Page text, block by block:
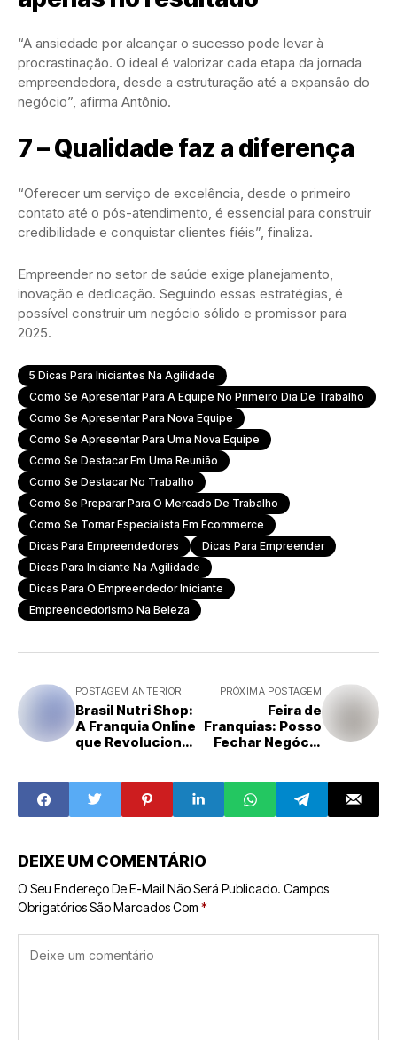
“A ansiedade por alcançar o sucesso pode levar à
procrastinação. O ideal é valorizar cada etapa da jornada
empreendedora, desde a estruturação até a expansão do
negócio”, afirma Antônio.
7 – Qualidade faz a diferença
“Oferecer um serviço de excelência, desde o primeiro
contato até o pós-atendimento, é essencial para construir
credibilidade e conquistar clientes fiéis”, finaliza.
Empreender no setor de saúde exige planejamento,
inovação e dedicação. Seguindo essas estratégias, é
possível construir um negócio sólido e promissor para
2025.
5 Dicas Para Iniciantes Na Agilidade
Como Se Apresentar Para A Equipe No Primeiro Dia De Trabalho
Como Se Apresentar Para Nova Equipe
Como Se Apresentar Para Uma Nova Equipe
Como Se Destacar Em Uma Reunião
Como Se Destacar No Trabalho
Como Se Preparar Para O Mercado De Trabalho
Como Se Tornar Especialista Em Ecommerce
Dicas Para Empreendedores
Dicas Para Empreender
Dicas Para Iniciante Na Agilidade
Dicas Para O Empreendedor Iniciante
Empreendedorismo Na Beleza
POSTAGEM ANTERIOR
Brasil Nutri Shop:
A Franquia Online
que Revoluciona
PRÓXIMA POSTAGEM
Feira de
Franquias: Posso
Fechar Negócio
DEIXE UM COMENTÁRIO
O Seu Endereço De E-Mail Não Será Publicado. Campos
Obrigatórios São Marcados Com *